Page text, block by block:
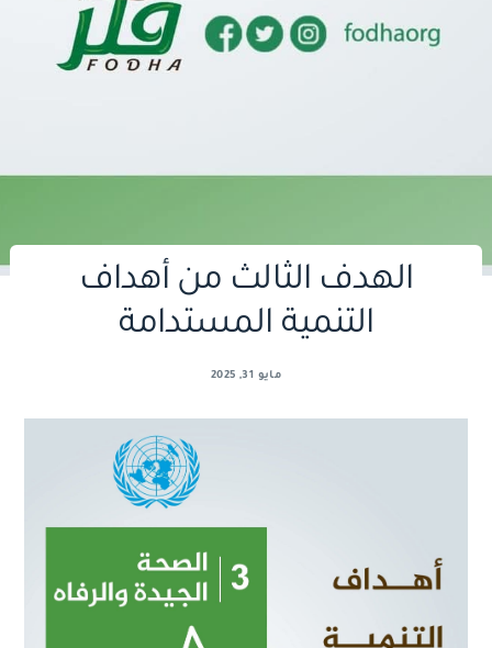
الهدف الثالث من أهداف
التنمية المستدامة
مايو 31, 2025